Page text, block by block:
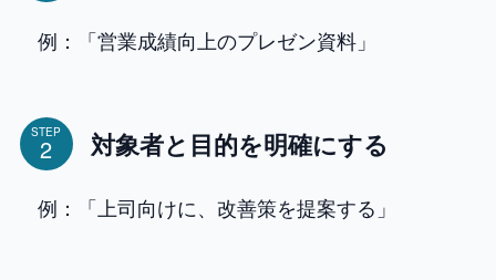
例：「営業成績向上のプレゼン資料」
STEP 対象者と目的を明確にする
例：「上司向けに、改善策を提案する」